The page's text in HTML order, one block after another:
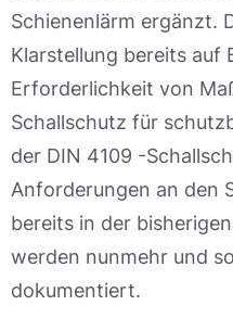
Schienenlärm ergänzt.
Klarstellung bereits auf
Erforderlichkeit von
Schallschutz für
der DIN 4109 -
Anforderungen an den
bereits in der
werden nunmehr und
dokumentiert.